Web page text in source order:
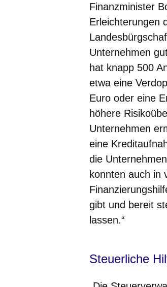
Finanzminister
Erleichterungen
Unternehmen
hat knapp 500
etwa eine
Euro oder eine
höhere
Unternehmen
eine
die
konnten auch in
gibt und bereit
lassen.“
Steuerliche